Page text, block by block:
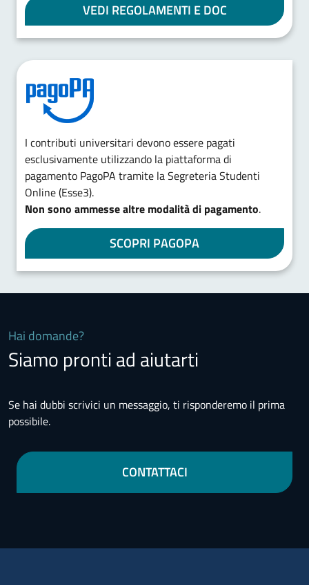
VEDI REGOLAMENTI E DOC
I contributi universitari devono essere pagati
esclusivamente utilizzando la piattaforma di
pagamento PagoPA tramite la Segreteria Studenti
Online (Esse3).
Non sono ammesse altre modalità di pagamento.
SCOPRI PAGOPA
Hai domande?
Siamo pronti ad aiutarti
Se hai dubbi scrivici un messaggio, ti risponderemo il prima
possibile.
CONTATTACI